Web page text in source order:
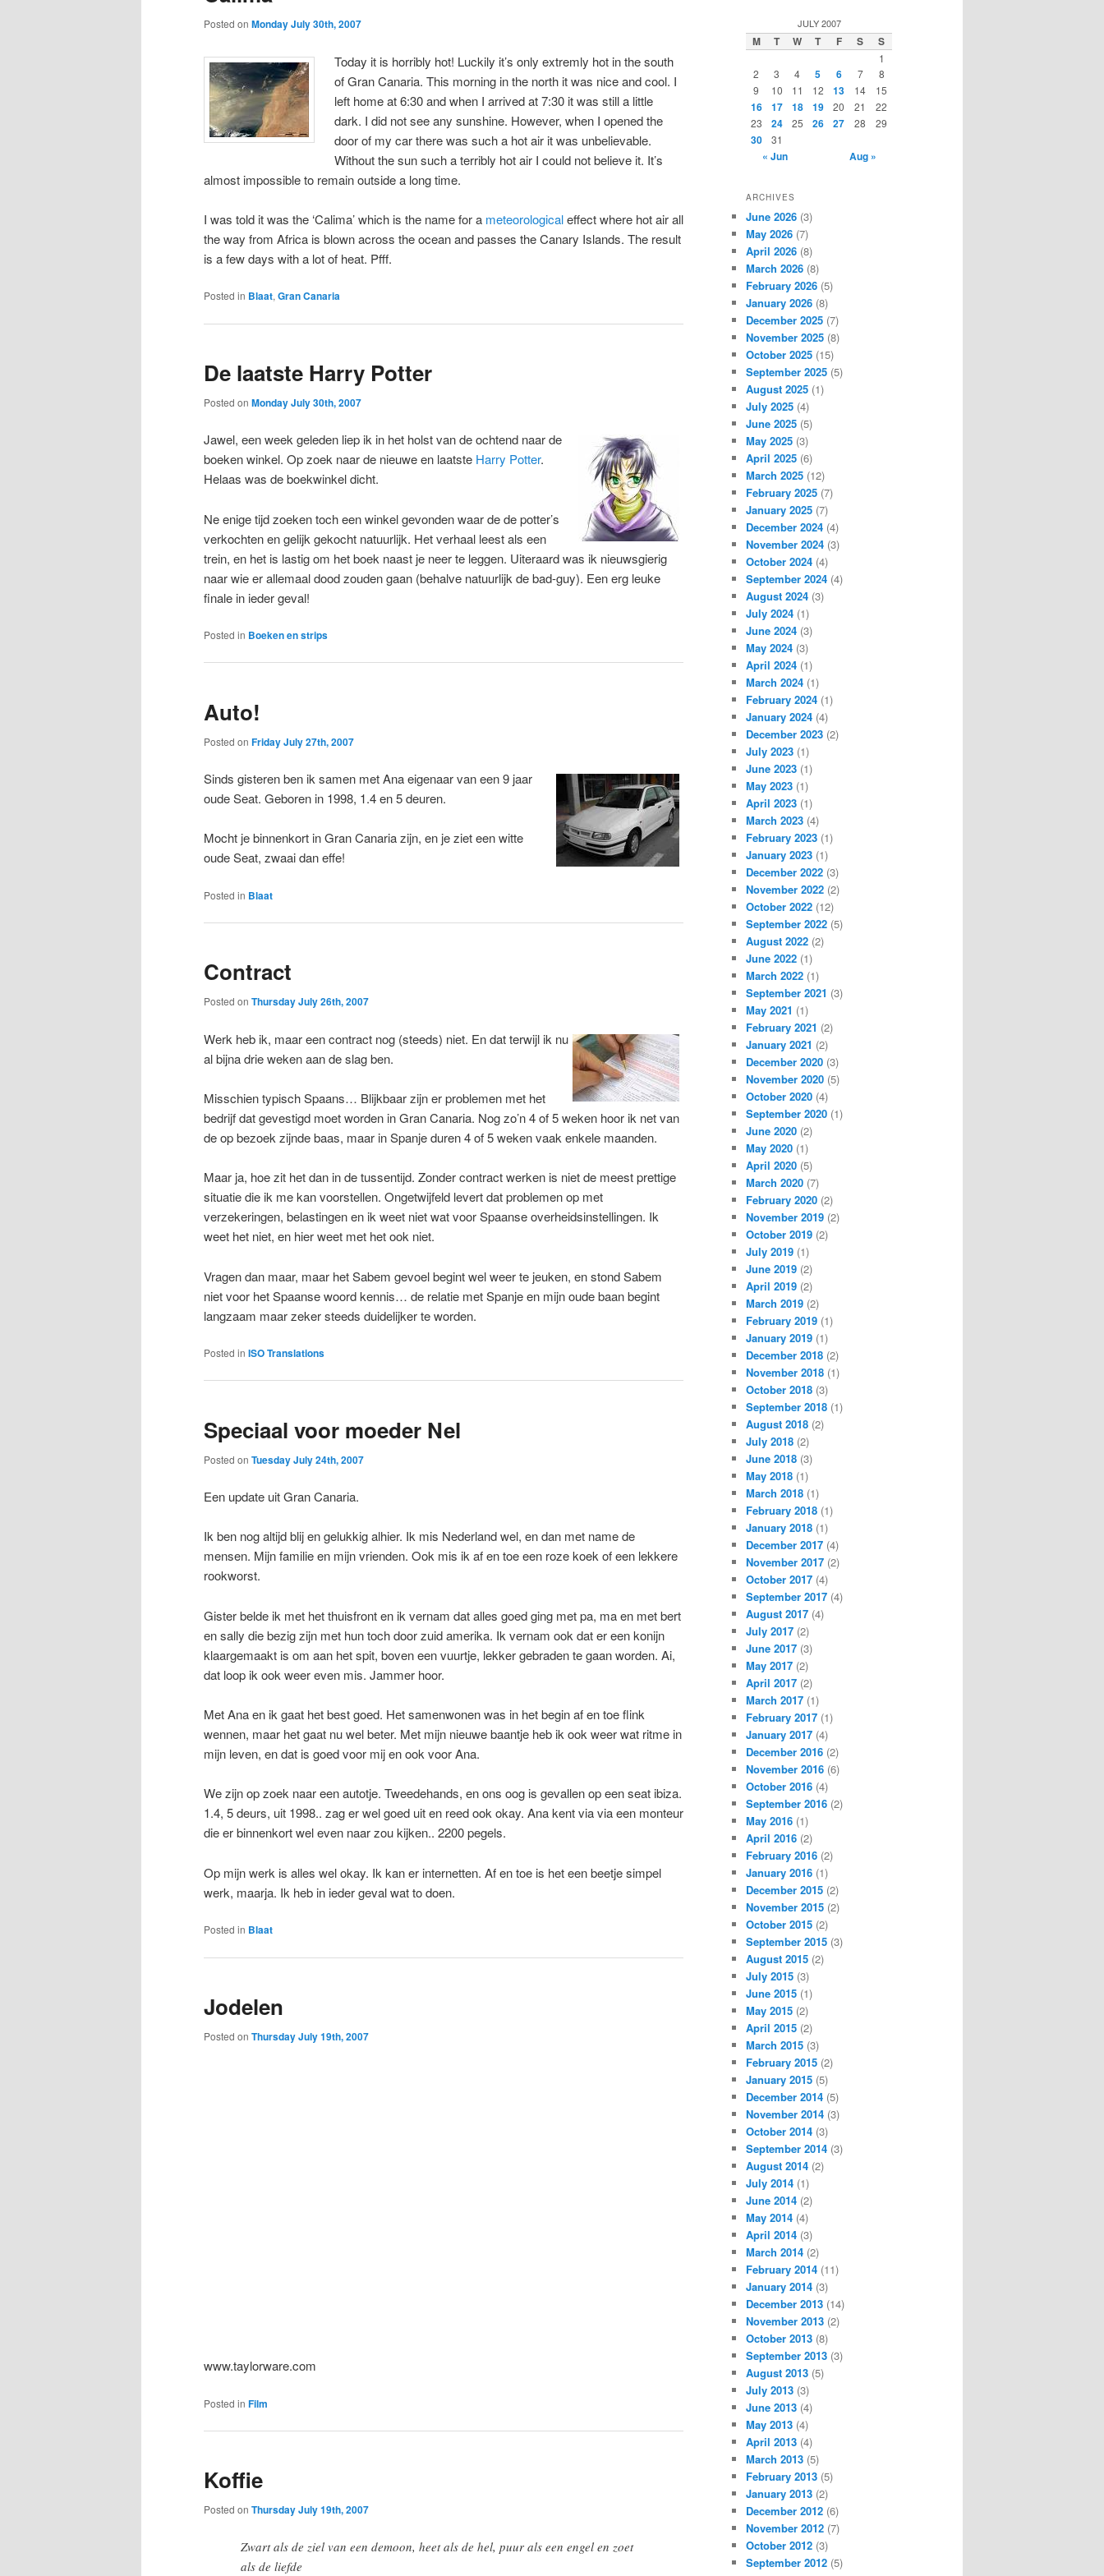
Posted on Monday July 30th, 2007
Today it is horribly hot! Luckily it’s only extremly hot in the south
of Gran Canaria. This morning in the north it was nice and cool. I
left home at 6:30 and when I arrived at 7:30 it was still a little
dark. I did not see any sunshine. However, when I opened the
door of my car there was such a hot air it was unbelievable.
Without the sun such a terribly hot air I could not believe it. It’s
almost impossible to remain outside a long time.
I was told it was the ‘Calima’ which is the name for a meteorologicaleffect where hot air all
the way from Africa is blown across the ocean and passes the Canary Islands. The result
is a few days with a lot of heat. Pfff.
Posted in Blaat, Gran Canaria
De laatste Harry Potter
Posted on Monday July 30th, 2007
Jawel, een week geleden liep ik in het holst van de ochtend naar de
boeken winkel. Op zoek naar de nieuwe en laatste Harry Potter.
Helaas was de boekwinkel dicht.
Ne enige tijd zoeken toch een winkel gevonden waar de de potter’s
verkochten en gelijk gekocht natuurlijk. Het verhaal leest als een
trein, en het is lastig om het boek naast je neer te leggen. Uiteraard was ik nieuwsgierig
naar wie er allemaal dood zouden gaan (behalve natuurlijk de bad-guy). Een erg leuke
finale in ieder geval!
Posted in Boeken en strips
Auto!
Posted on Friday July 27th, 2007
Sinds gisteren ben ik samen met Ana eigenaar van een 9 jaar
oude Seat. Geboren in 1998, 1.4 en 5 deuren.
Mocht je binnenkort in Gran Canaria zijn, en je ziet een witte
oude Seat, zwaai dan effe!
Posted in Blaat
Contract
Posted on Thursday July 26th, 2007
Werk heb ik, maar een contract nog (steeds) niet. En dat terwijl ik nu
al bijna drie weken aan de slag ben.
Misschien typisch Spaans… Blijkbaar zijn er problemen met het
bedrijf dat gevestigd moet worden in Gran Canaria. Nog zo’n 4 of 5 weken hoor ik net van
de op bezoek zijnde baas, maar in Spanje duren 4 of 5 weken vaak enkele maanden.
Maar ja, hoe zit het dan in de tussentijd. Zonder contract werken is niet de meest prettige
situatie die ik me kan voorstellen. Ongetwijfeld levert dat problemen op met
verzekeringen, belastingen en ik weet niet wat voor Spaanse overheidsinstellingen. Ik
weet het niet, en hier weet met het ook niet.
Vragen dan maar, maar het Sabem gevoel begint wel weer te jeuken, en stond Sabem
niet voor het Spaanse woord kennis… de relatie met Spanje en mijn oude baan begint
langzaam maar zeker steeds duidelijker te worden.
Posted in ISO Translations
Speciaal voor moeder Nel
Posted on Tuesday July 24th, 2007
Een update uit Gran Canaria.
Ik ben nog altijd blij en gelukkig alhier. Ik mis Nederland wel, en dan met name de
mensen. Mijn familie en mijn vrienden. Ook mis ik af en toe een roze koek of een lekkere
rookworst.
Gister belde ik met het thuisfront en ik vernam dat alles goed ging met pa, ma en met bert
en sally die bezig zijn met hun toch door zuid amerika. Ik vernam ook dat er een konijn
klaargemaakt is om aan het spit, boven een vuurtje, lekker gebraden te gaan worden. Ai,
dat loop ik ook weer even mis. Jammer hoor.
Met Ana en ik gaat het best goed. Het samenwonen was in het begin af en toe flink
wennen, maar het gaat nu wel beter. Met mijn nieuwe baantje heb ik ook weer wat ritme in
mijn leven, en dat is goed voor mij en ook voor Ana.
We zijn op zoek naar een autotje. Tweedehands, en ons oog is gevallen op een seat ibiza.
1.4, 5 deurs, uit 1998.. zag er wel goed uit en reed ook okay. Ana kent via via een monteur
die er binnenkort wel even naar zou kijken.. 2200 pegels.
Op mijn werk is alles wel okay. Ik kan er internetten. Af en toe is het een beetje simpel
werk, maarja. Ik heb in ieder geval wat to doen.
Posted in Blaat
Jodelen
Posted on Thursday July 19th, 2007
www.taylorware.com
Posted in Film
Koffie
Posted on Thursday July 19th, 2007
Zwart als de ziel van een demoon, heet als de hel, puur als een engel en zoet
als de liefde
c
h
JULY 2007
M T W T F S S
1
2
3 4 5 6 7
8
9
10 11 12 13 14 15
16 17 18 19 20 21
22
23
24 25 26 27 28 29
30 31
« Jun Aug »
ARCHIVES
June 2026 (3)
May 2026 (7)
April 2026 (8)
March 2026 (8)
February 2026 (5)
January 2026 (8)
December 2025 (7)
November 2025 (8)
October 2025 (15)
September 2025 (5)
August 2025 (1)
July 2025 (4)
June 2025 (5)
May 2025 (3)
April 2025 (6)
March 2025 (12)
February 2025 (7)
January 2025 (7)
December 2024 (4)
November 2024 (3)
October 2024 (4)
September 2024 (4)
August 2024 (3)
July 2024 (1)
June 2024 (3)
May 2024 (3)
April 2024 (1)
March 2024 (1)
February 2024 (1)
January 2024 (4)
December 2023 (2)
July 2023 (1)
June 2023 (1)
May 2023 (1)
April 2023 (1)
March 2023 (4)
February 2023 (1)
January 2023 (1)
December 2022 (3)
November 2022 (2)
October 2022 (12)
September 2022 (5)
August 2022 (2)
June 2022 (1)
March 2022 (1)
September 2021 (3)
May 2021 (1)
February 2021 (2)
January 2021 (2)
December 2020 (3)
November 2020 (5)
October 2020 (4)
September 2020 (1)
June 2020 (2)
May 2020 (1)
April 2020 (5)
March 2020 (7)
February 2020 (2)
November 2019 (2)
October 2019 (2)
July 2019 (1)
June 2019 (2)
April 2019 (2)
March 2019 (2)
February 2019 (1)
January 2019 (1)
December 2018 (2)
November 2018 (1)
October 2018 (3)
September 2018 (1)
August 2018 (2)
July 2018 (2)
June 2018 (3)
May 2018 (1)
March 2018 (1)
February 2018 (1)
January 2018 (1)
December 2017 (4)
November 2017 (2)
October 2017 (4)
September 2017 (4)
August 2017 (4)
July 2017 (2)
June 2017 (3)
May 2017 (2)
April 2017 (2)
March 2017 (1)
February 2017 (1)
January 2017 (4)
December 2016 (2)
November 2016 (6)
October 2016 (4)
September 2016 (2)
May 2016 (1)
April 2016 (2)
February 2016 (2)
January 2016 (1)
December 2015 (2)
November 2015 (2)
October 2015 (2)
September 2015 (3)
August 2015 (2)
July 2015 (3)
June 2015 (1)
May 2015 (2)
April 2015 (2)
March 2015 (3)
February 2015 (2)
January 2015 (5)
December 2014 (5)
November 2014 (3)
October 2014 (3)
September 2014 (3)
August 2014 (2)
July 2014 (1)
June 2014 (2)
May 2014 (4)
April 2014 (3)
March 2014 (2)
February 2014 (11)
January 2014 (3)
December 2013 (14)
November 2013 (2)
October 2013 (8)
September 2013 (3)
August 2013 (5)
July 2013 (3)
June 2013 (4)
May 2013 (4)
April 2013 (4)
March 2013 (5)
February 2013 (5)
January 2013 (2)
December 2012 (6)
November 2012 (7)
October 2012 (3)
September 2012 (5)